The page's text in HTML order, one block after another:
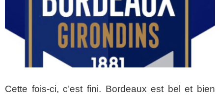
Cette fois-ci, c’est fini. Bordeaux est bel et bien